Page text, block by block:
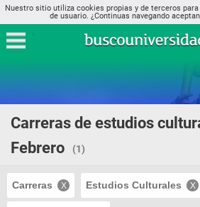
Nuestro sitio utiliza cookies propias y de terceros
de usuario. ¿Continuas navegando
Carreras de estudios
Febrero
(1)
Carreras Estudios Culturales